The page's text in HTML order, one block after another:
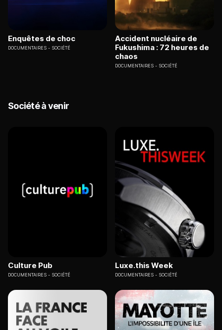
Enquêtes de choc
DOCUMENTAIRES SOCIÉTÉ
Accident nucléaire de
Fukushima : 72 heures de
chaos
DOCUMENTAIRES SOCIÉTÉ
Société à venir
Culture Pub
DOCUMENTAIRES SOCIÉTÉ
Luxe.this Week
DOCUMENTAIRES SOCIÉTÉ